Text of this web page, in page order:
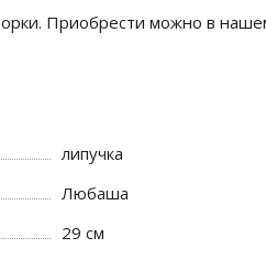
Приобрести можно в
липучка
Любаша
29 см